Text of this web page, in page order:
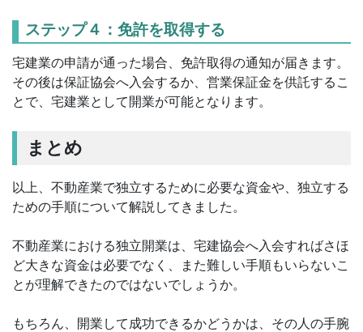
ステップ４：免許を取得する
宅建業の申請が通った場合、免許取得の通知が届きます。
その後は保証協会へ入会するか、営業保証金を供託するこ
とで、宅建業として開業が可能となります。
まとめ
以上、不動産業で独立するために必要な資金や、独立する
ための手順について解説してきました。
不動産業における独立開業は、宅建協会へ入会すればさほ
ど大きな資金は必要でなく、また難しい手順もいらないこ
とが理解できたのではないでしょうか。
もちろん、開業して成功できるかどうかは、その人の手腕